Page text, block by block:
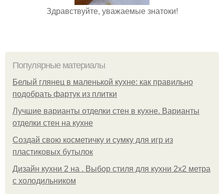
Здравствуйте, уважаемые знатоки!
Популярные материалы
Белый глянец в маленькой кухне: как правильно
подобрать фартук из плитки
Лучшие варианты отделки стен в кухне. Варианты
отделки стен на кухне
Создай свою косметичку и сумку для игр из
пластиковых бутылок
Дизайн кухни 2 на . Выбор стиля для кухни 2х2 метра
с холодильником